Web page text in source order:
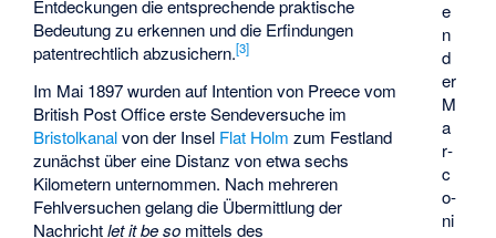
e
n
d
er
M
a
r­
c
o­
ni
Entdeckungen die entsprechende praktische
Bedeutung zu erkennen und die Erfindungen
patentrechtlich abzusichern.[3]
Im Mai 1897 wurden auf Intention von Preece vom
British Post Office erste Sendeversuche im
Bristolkanalvon der Insel Flat Holm zum Festland
zunächst über eine Distanz von etwa sechs
Kilometern unternommen. Nach mehreren
Fehlversuchen gelang die Übermittlung der
Nachrichtlet it be so mittels des